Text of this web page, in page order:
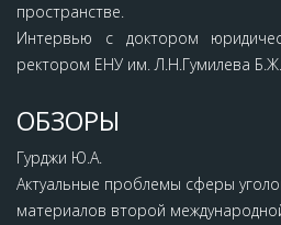
пространстве.
Интервью с доктором
ректором ЕНУ им. Л.Н.Гумилева
ОБЗОРЫ
Гурджи Ю.А.
Актуальные проблемы сферы
материалов второй